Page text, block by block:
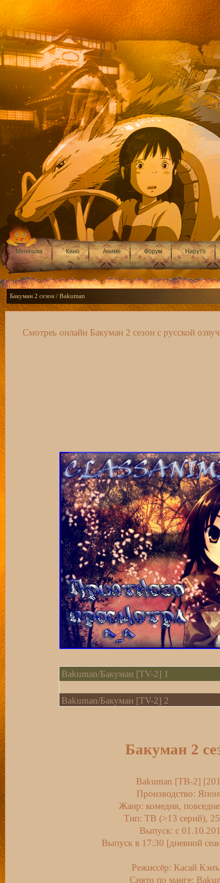
Менюшка Кино Аниме Форум Наруто
Бакуман 2 сезон / Bakuman
Смотреь онлайн Бакуман 2 сезон с русской
Bakuman/Бакуман [TV-2] 1
Bakuman/Бакуман [TV-2] 2
Bakuman/Бакуман [TV-2] 4
Bakuman/Бакуман [TV-2] 5
Bakuman/Бакуман [TV-2] 6
Bakuman/Бакуман [TV-2] 7
Бакуман 2
Bakuman [ТВ-2]
Производство:
Жанр: комедия,
Тип: ТВ (>13 серий),
Выпуск: c
Выпуск в 17:30 [дневной
Режиссёр: Касай
Снято по манге: